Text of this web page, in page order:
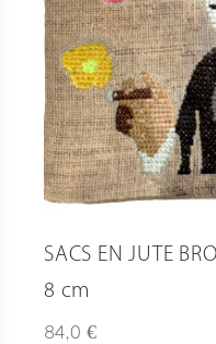
SACS EN JUTE
8 cm
84,0 €